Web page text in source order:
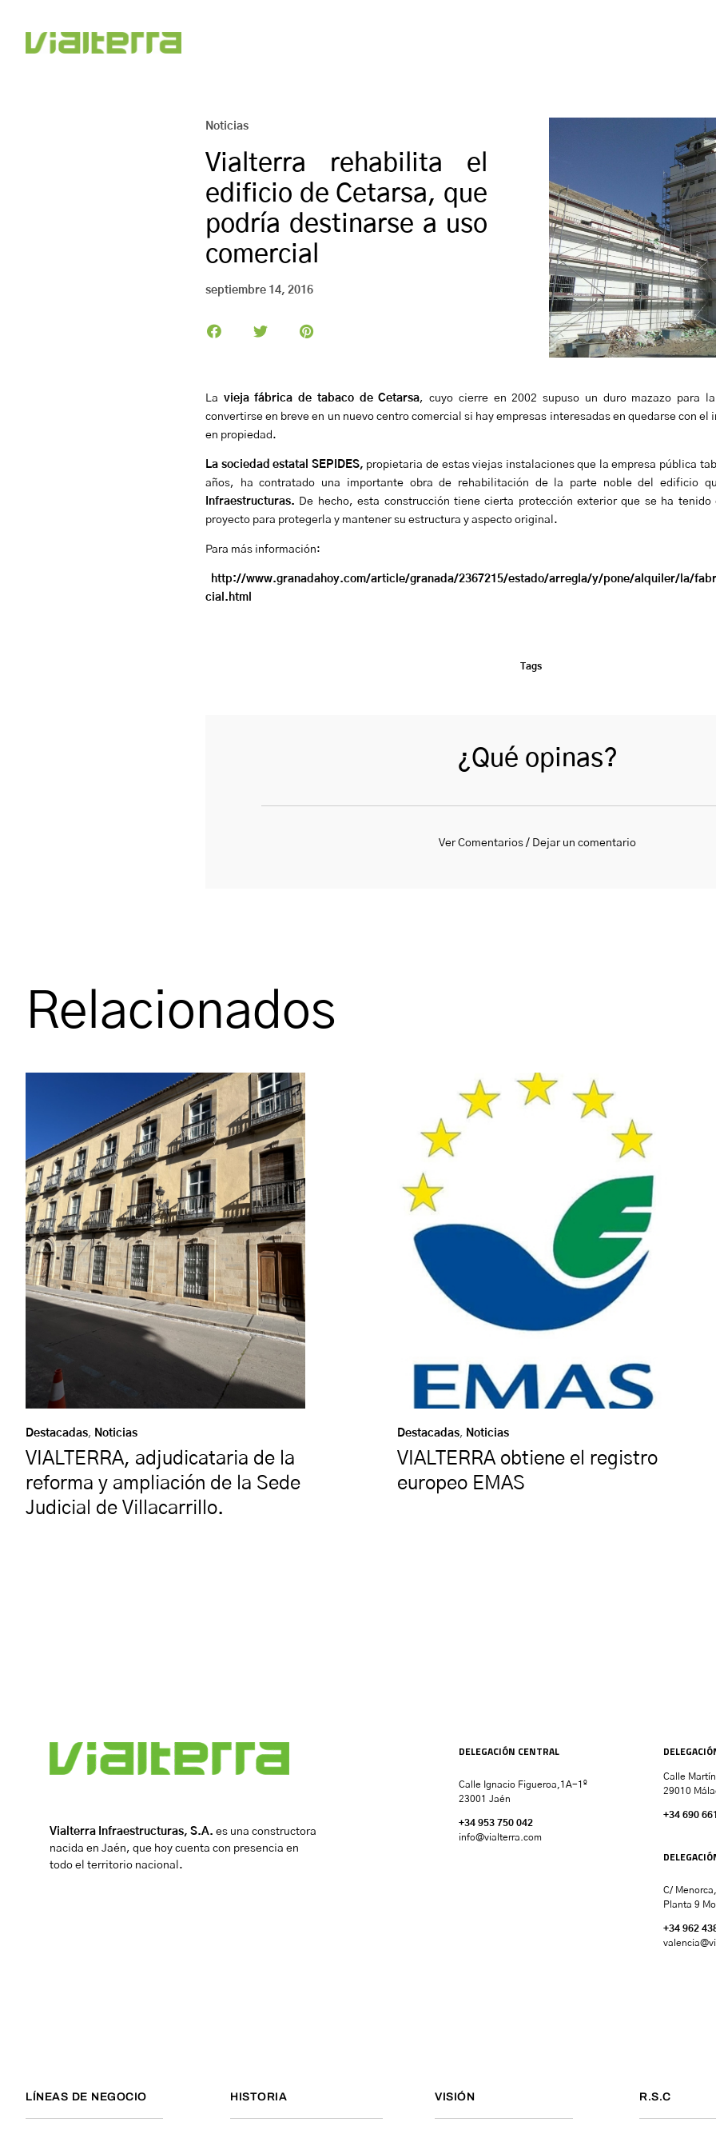
Noticias
Vialterra rehabilita el
edificio de Cetarsa, que
podría destinarse a uso
comercial
septiembre 14, 2016
La vieja fábrica de tabaco de Cetarsa, cuyo cierre en 2002 supuso un duro mazazo para
convertirse en breve en un nuevo centro comercial si hay empresas interesadas en quedarse con
en propiedad.
La sociedad estatal SEPIDES, propietaria de estas viejas instalaciones que la empresa pública
años, ha contratado una importante obra de rehabilitación de la parte noble del edificio
Infraestructuras. De hecho, esta construcción tiene cierta protección exterior que se ha
proyecto para protegerla y mantener su estructura y aspecto original.
Para más información:
http://www.granadahoy.com/article/granada/2367215/estado/arregla/y/pone/alquiler/la/
cial.html
Tags
¿Qué opinas?
Ver Comentarios / Dejar un comentario
Relacionados
Destacadas, Noticias
VIALTERRA, adjudicataria de la
reforma y ampliación de la Sede
Judicial de Villacarrillo.
Destacadas, Noticias
VIALTERRA obtiene el registro
europeo EMAS
Vialterra Infraestructuras, S.A. es una constructora
nacida en Jaén, que hoy cuenta con presencia en
todo el territorio nacional.
DELEGACIÓN CENTRAL
Calle Ignacio Figueroa,1A-1º
23001 Jaén
+34 953 750 042
info@vialterra.com
Calle
29010
+34 690
C/
Planta 9
+34 962
valencia
LÍNEAS DE NEGOCIO HISTORIA VISIÓN R.S.C